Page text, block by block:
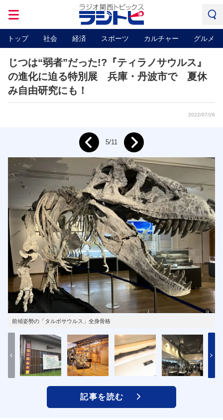
トップ 社会 経済 スポーツ カルチャー グルメ
じつは“弱者”だった!?『ティラノサウルス』
の進化に迫る特別展 兵庫・丹波市で 夏休
み自由研究にも！
2022/07/26
前傾姿勢の「タルボサウルス」全身骨格
Prev 5/11 Next
記事を読む